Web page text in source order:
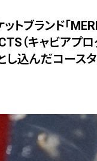
トブランド「
（キャビアプロ
し込んだコース